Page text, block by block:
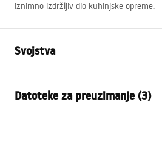
iznimno izdržljiv dio kuhinjske opreme.
Svojstva
Način montaže
Stojeća
Boja
Titan
Datoteke za preuzimanje (3)